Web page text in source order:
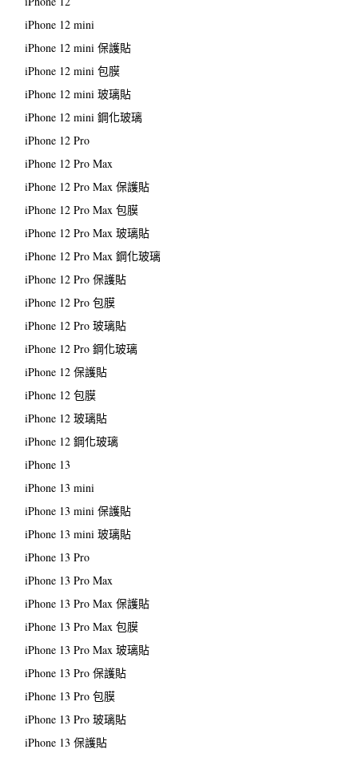
iPhone 12 mini
iPhone 12 mini 保護貼
iPhone 12 mini 包膜
iPhone 12 mini 玻璃貼
iPhone 12 mini 鋼化玻璃
iPhone 12 Pro
iPhone 12 Pro Max
iPhone 12 Pro Max 保護貼
iPhone 12 Pro Max 包膜
iPhone 12 Pro Max 玻璃貼
iPhone 12 Pro Max 鋼化玻璃
iPhone 12 Pro 保護貼
iPhone 12 Pro 包膜
iPhone 12 Pro 玻璃貼
iPhone 12 Pro 鋼化玻璃
iPhone 12 保護貼
iPhone 12 包膜
iPhone 12 玻璃貼
iPhone 12 鋼化玻璃
iPhone 13
iPhone 13 mini
iPhone 13 mini 保護貼
iPhone 13 mini 玻璃貼
iPhone 13 Pro
iPhone 13 Pro Max
iPhone 13 Pro Max 保護貼
iPhone 13 Pro Max 包膜
iPhone 13 Pro Max 玻璃貼
iPhone 13 Pro 保護貼
iPhone 13 Pro 包膜
iPhone 13 Pro 玻璃貼
iPhone 13 保護貼